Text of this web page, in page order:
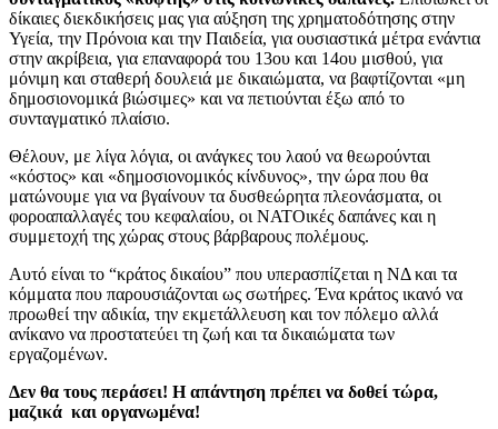
δίκαιες διεκδικήσεις μας για αύξηση της χρηματοδότησης στην
Υγεία, την Πρόνοια και την Παιδεία, για ουσιαστικά μέτρα ενάντια
στην ακρίβεια, για επαναφορά του 13ου και 14ου μισθού, για
μόνιμη και σταθερή δουλειά με δικαιώματα, να βαφτίζονται «μη
δημοσιονομικά βιώσιμες» και να πετιούνται έξω από το
συνταγματικό πλαίσιο.
Θέλουν, με λίγα λόγια, οι ανάγκες του λαού να θεωρούνται
«κόστος» και «δημοσιονομικός κίνδυνος», την ώρα που θα
ματώνουμε για να βγαίνουν τα δυσθεώρητα πλεονάσματα, οι
φοροαπαλλαγές του κεφαλαίου, οι ΝΑΤΟικές δαπάνες και η
συμμετοχή της χώρας στους βάρβαρους πολέμους.
Αυτό είναι το “κράτος δικαίου” που υπερασπίζεται η ΝΔ και τα
κόμματα που παρουσιάζονται ως σωτήρες. Ένα κράτος ικανό να
προωθεί την αδικία, την εκμετάλλευση και τον πόλεμο αλλά
ανίκανο να προστατεύει τη ζωή και τα δικαιώματα των
εργαζομένων.
Δεν θα τους περάσει! Η απάντηση πρέπει να δοθεί τώρα,
μαζικά και οργανωμένα!